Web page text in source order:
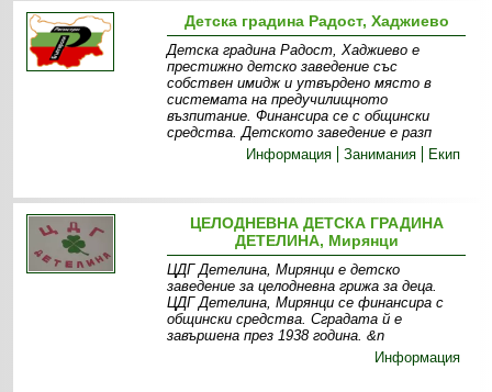
Детска градина Радост, Хаджиево
Детска градина Радост, Хаджиево е
престижно детско заведение със
собствен имидж и утвърдено място в
системата на предучилищното
възпитание. Финансира се с общински
средства. Детското заведение е разп
Информация
Занимания Екип
ЦЕЛОДНЕВНА ДЕТСКА ГРАДИНА
ДЕТЕЛИНА, Мирянци
ЦДГ Детелина, Мирянци е детско
заведение за целодневна грижа за деца.
ЦДГ Детелина, Мирянци се финансира с
общински средства. Сградата й е
завършена през 1938 година. &n
Информация